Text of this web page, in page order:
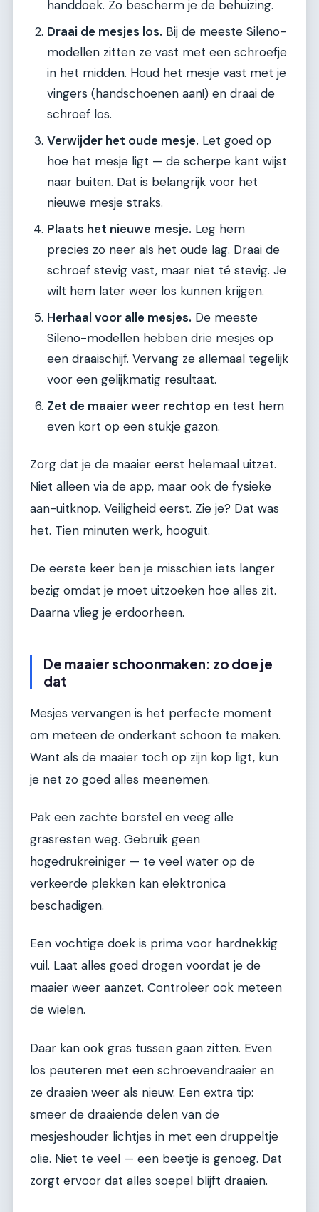
handdoek. Zo bescherm je de behuizing.
Draai de mesjes los. Bij de meeste Sileno-
modellen zitten ze vast met een schroefje
in het midden. Houd het mesje vast met je
vingers (handschoenen aan!) en draai de
schroef los.
Verwijder het oude mesje. Let goed op
hoe het mesje ligt — de scherpe kant wijst
naar buiten. Dat is belangrijk voor het
nieuwe mesje straks.
Plaats het nieuwe mesje. Leg hem
precies zo neer als het oude lag. Draai de
schroef stevig vast, maar niet té stevig. Je
wilt hem later weer los kunnen krijgen.
Herhaal voor alle mesjes. De meeste
Sileno-modellen hebben drie mesjes op
een draaischijf. Vervang ze allemaal tegelijk
voor een gelijkmatig resultaat.
Zet de maaier weer rechtop en test hem
even kort op een stukje gazon.
Zorg dat je de maaier eerst helemaal uitzet.
Niet alleen via de app, maar ook de fysieke
aan-uitknop. Veiligheid eerst. Zie je? Dat was
het. Tien minuten werk, hooguit.
De eerste keer ben je misschien iets langer
bezig omdat je moet uitzoeken hoe alles zit.
Daarna vlieg je erdoorheen.
De maaier schoonmaken: zo doe je
dat
Mesjes vervangen is het perfecte moment
om meteen de onderkant schoon te maken.
Want als de maaier toch op zijn kop ligt, kun
je net zo goed alles meenemen.
Pak een zachte borstel en veeg alle
grasresten weg. Gebruik geen
hogedrukreiniger — te veel water op de
verkeerde plekken kan elektronica
beschadigen.
Een vochtige doek is prima voor hardnekkig
vuil. Laat alles goed drogen voordat je de
maaier weer aanzet. Controleer ook meteen
de wielen.
Daar kan ook gras tussen gaan zitten. Even
los peuteren met een schroevendraaier en
ze draaien weer als nieuw. Een extra tip:
smeer de draaiende delen van de
mesjeshouder lichtjes in met een druppeltje
olie. Niet te veel — een beetje is genoeg. Dat
zorgt ervoor dat alles soepel blijft draaien.